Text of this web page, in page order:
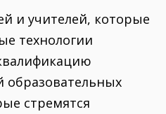
и учителей, которые
технологии
образовательных
стремятся